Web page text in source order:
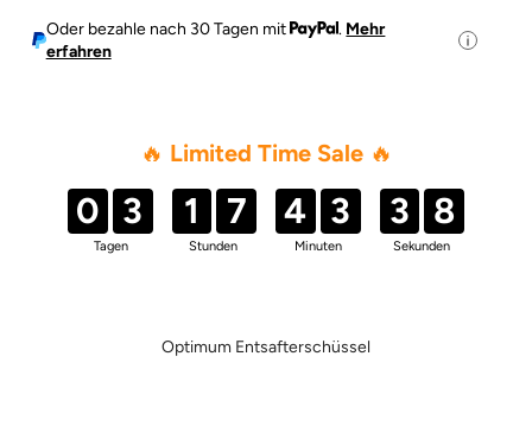
N
Oder bezahle nach 30 Tagen mit . Mehr
erfahren
🔥 Limited Time Sale 🔥
0 3
Tagen
1
7
Stunden
4 3
Minuten
3 8
Sekunden
Optimum Entsafterschüssel